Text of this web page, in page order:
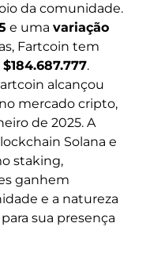
da comunidade.
e uma variação
Fartcoin tem
.
alcançou
mercado cripto,
de 2025. A
Solana e
staking,
ganhem
e a natureza
sua presença